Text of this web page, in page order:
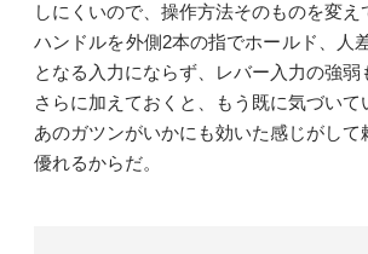
しにくいので、操作方法そのものを変え
ハンドルを外側2本の指でホールド、人
となる入力にならず、レバー入力の強
さらに加えておくと、もう既に気づい
あのガツンがいかにも効いた感じがし
優れるからだ。